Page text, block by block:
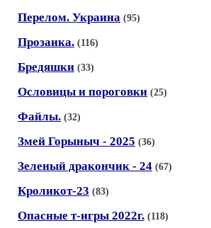
Перелом. Украина (95)
Прозаика. (116)
Бредяшки (33)
Ословицы и пороговки (25)
Файлы. (32)
Змей Горыныч - 2025 (36)
Зеленый дракончик - 24 (67)
Кроликот-23 (83)
Опасные т-игры 2022г. (118)